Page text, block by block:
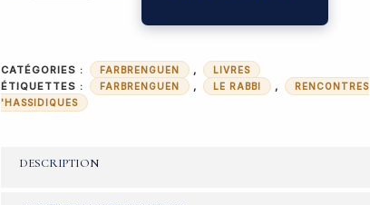
CATÉGORIES : FARBRENGUEN , LIVRES
ÉTIQUETTES : FARBRENGUEN , LE RABBI ,
RENCONTRES
'HASSIDIQUES
DESCRIPTION